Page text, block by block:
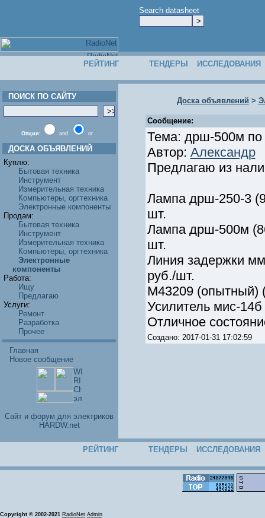
Search datasheet
РЕЙТИНГ ТЕНДЕРЫ ИССЛЕДОВАНИЯ
ПОИСК ПО САЙТУ
Опции: and or
ДОСКА ОБЪЯВЛЕНИЙ
Куплю:
Бытовая техника
Инструмент
Измерительная техника
Компьютеры, оргтехника
Электронные компоненты
Продам:
Бытовая техника
Инструмент
Измерительная техника
Компьютеры, оргтехника
Электронные
компоненты
Работа:
Ищу
Предлагаю
Услуги:
Ремонт
Разработка
Прочее
Главная
Новое сообщение
Cайт и форум для электриков
HARDW.net
Доска объявлений >
Сообщение:
Тема: дрш-500м по
Автор: Александр
Предлагаю из
Лампа дрш-250-3
шт.
Лампа дрш-500м
шт.
Линия задержки
руб./шт.
М43209 (опытный)
Усилитель мис-
Отличное
Создано: 2017-01-31 17:02:59
РЕЙТИНГ ТЕНДЕРЫ ИССЛЕДОВАНИЯ
Copyright © 2002-2021 RadioNet Admin